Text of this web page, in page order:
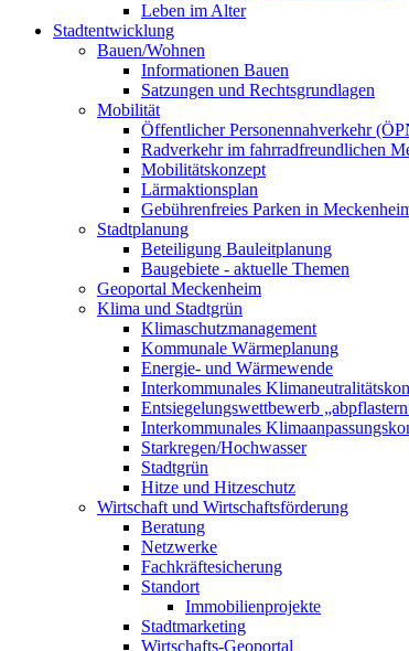
Leben im Alter
Stadtentwicklung
Bauen/Wohnen
Informationen Bauen
Satzungen und Rechtsgrundlagen
Mobilität
Öffentlicher Personennahverkehr
Radverkehr im fahrradfreundlichen
Mobilitätskonzept
Lärmaktionsplan
Gebührenfreies Parken in
Stadtplanung
Beteiligung Bauleitplanung
Baugebiete - aktuelle Themen
Geoportal Meckenheim
Klima und Stadtgrün
Klimaschutzmanagement
Kommunale Wärmeplanung
Energie- und Wärmewende
Interkommunales
Entsiegelungswettbewerb
Interkommunales
Starkregen/Hochwasser
Stadtgrün
Hitze und Hitzeschutz
Wirtschaft und Wirtschaftsförderung
Beratung
Netzwerke
Fachkräftesicherung
Standort
Immobilienprojekte
Stadtmarketing
Wirtschafts-Geoportal